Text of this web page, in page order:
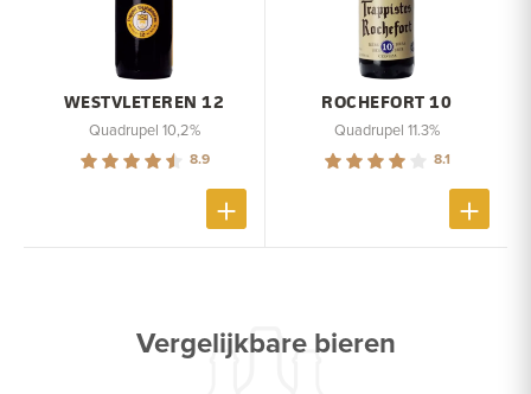
WESTVLETEREN 12
Quadrupel 10,2%
8.9
ROCHEFORT 10
Quadrupel 11.3%
8.1
Vergelijkbare bieren